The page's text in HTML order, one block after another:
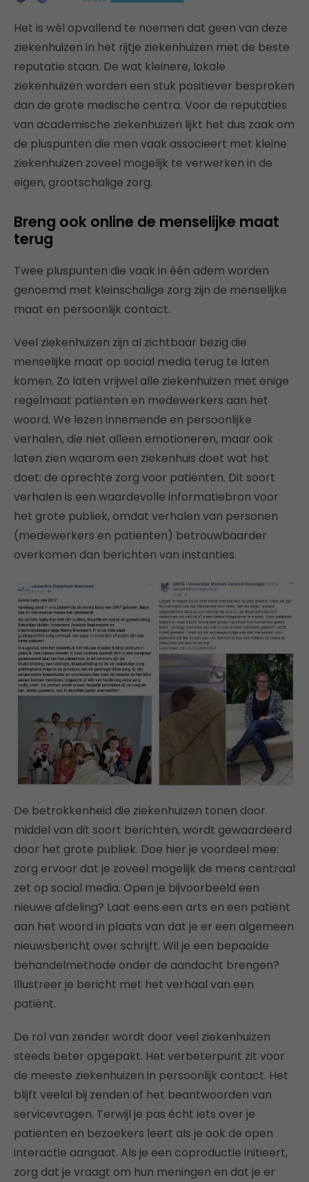
Het is wél opvallend te noemen dat geen van deze
ziekenhuizen in het rijtje ziekenhuizen met de beste
reputatie staan. De wat kleinere, lokale
ziekenhuizen worden een stuk positiever besproken
dan de grote medische centra. Voor de reputaties
van academische ziekenhuizen lijkt het dus zaak om
de pluspunten die men vaak associeert met kleine
ziekenhuizen zoveel mogelijk te verwerken in de
eigen, grootschalige zorg.
Breng ook online de menselijke maat
terug
Twee pluspunten die vaak in één adem worden
genoemd met kleinschalige zorg zijn de menselijke
maat en persoonlijk contact.
Veel ziekenhuizen zijn al zichtbaar bezig die
menselijke maat op social media terug te laten
komen. Zo laten vrijwel alle ziekenhuizen met enige
regelmaat patiënten en medewerkers aan het
woord. We lezen innemende en persoonlijke
verhalen, die niet alleen emotioneren, maar ook
laten zien waarom een ziekenhuis doet wat het
doet: de oprechte zorg voor patiënten. Dit soort
verhalen is een waardevolle informatiebron voor
het grote publiek, omdat verhalen van personen
(medewerkers en patiënten) betrouwbaarder
overkomen dan berichten van instanties.
De betrokkenheid die ziekenhuizen tonen door
middel van dit soort berichten, wordt gewaardeerd
door het grote publiek. Doe hier je voordeel mee:
zorg ervoor dat je zoveel mogelijk de mens centraal
zet op social media. Open je bijvoorbeeld een
nieuwe afdeling? Laat eens een arts en een patiënt
aan het woord in plaats van dat je er een algemeen
nieuwsbericht over schrijft. Wil je een bepaalde
behandelmethode onder de aandacht brengen?
Illustreer je bericht met het verhaal van een
patiënt.
De rol van zender wordt door veel ziekenhuizen
steeds beter opgepakt. Het verbeterpunt zit voor
de meeste ziekenhuizen in persoonlijk contact. Het
blijft veelal bij zenden of het beantwoorden van
servicevragen. Terwijl je pas écht iets over je
patiënten en bezoekers leert als je ook de open
interactie aangaat. Als je een coproductie initieert,
zorg dat je vraagt om hun meningen en dat je er